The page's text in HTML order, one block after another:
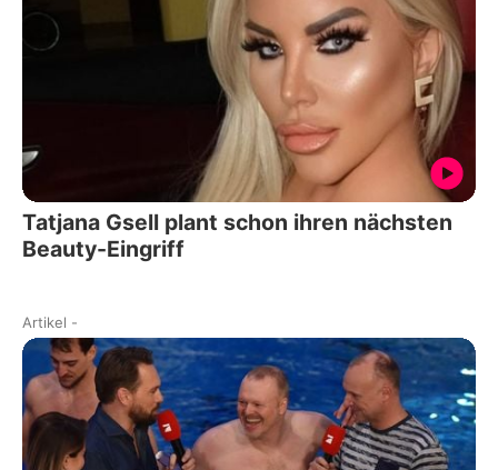
Tatjana Gsell plant schon ihren nächsten
Beauty-Eingriff
Artikel -